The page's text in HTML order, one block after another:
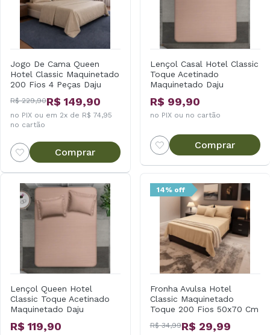
Jogo De Cama Queen
Hotel Classic Maquinetado
200 Fios 4 Peças Daju
R$ 229,90R$ 149,90
no PIX ou em 2x de R$ 74,95
no cartão
Comprar
Lençol Casal Hotel Classic
Toque Acetinado
Maquinetado Daju
R$ 99,90
no PIX ou no cartão
Comprar
Lençol Queen Hotel
Classic Toque Acetinado
Maquinetado Daju
R$ 119,90
14% off
Fronha Avulsa Hotel
Classic Maquinetado
Toque 200 Fios 50x70 Cm
R$ 34,99R$ 29,99